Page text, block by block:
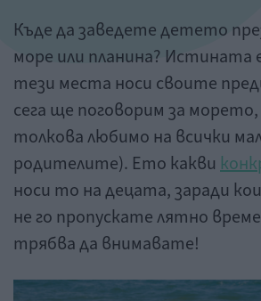
Къде да заведете детето
море или планина? Истината
тези места носи своите
сега ще поговорим за
толкова любимо на всички
родителите). Ето какви
носи то на децата, заради
не го пропускате лятно
трябва да внимавате!